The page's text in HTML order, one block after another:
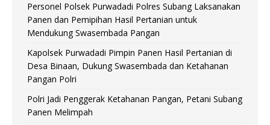
Personel Polsek Purwadadi Polres Subang Laksanakan
Panen dan Pemipihan Hasil Pertanian untuk
Mendukung Swasembada Pangan
Kapolsek Purwadadi Pimpin Panen Hasil Pertanian di
Desa Binaan, Dukung Swasembada dan Ketahanan
Pangan Polri
Polri Jadi Penggerak Ketahanan Pangan, Petani Subang
Panen Melimpah